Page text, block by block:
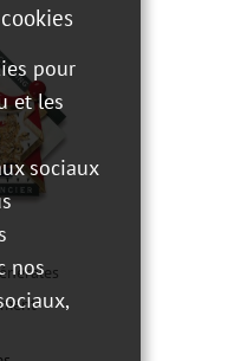
pour
et les
sociaux
nos